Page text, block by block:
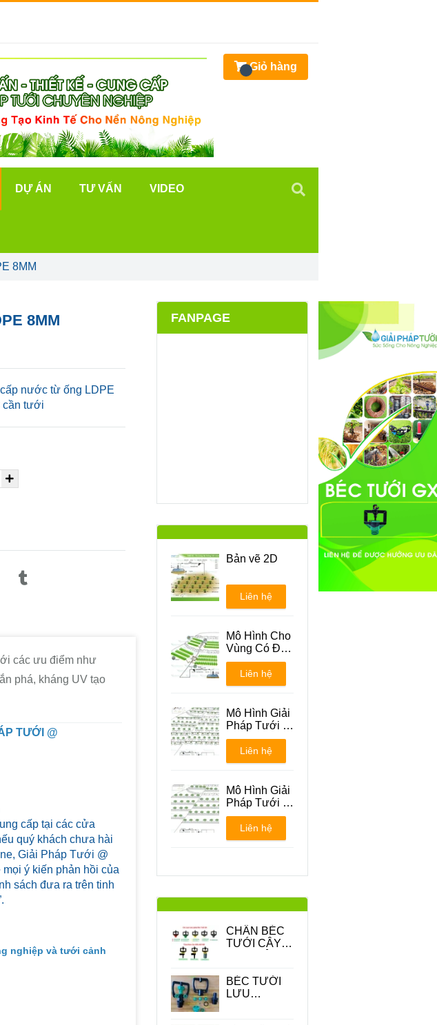
8MM
nước từ ống LDPE
cần tưới
các ưu điểm như
phá, kháng UV tạo
TƯỚI @
cấp tại các cửa
quý khách chưa hài
Giải Pháp Tưới @
ý kiến phản hồi của
sách đưa ra trên tinh
nghiệp và tưới cảnh
FANPAGE
Bản vẽ 2D
Liên hệ
Mô Hình Cho
Vùng Có Địa
Hình Đồi Núi
Liên hệ
Mô Hình Giải
Pháp Tưới -
Phương án 1
Liên hệ
Mô Hình Giải
Pháp Tưới -
Phương án 2
Liên hệ
CHÂN BÉC
TƯỚI CÂY -
TRONG
TRONG HỆ
BÉC TƯỚI
LƯU
8MM
Giỏ hàng
DỰ ÁN TƯ VẤN VIDEO